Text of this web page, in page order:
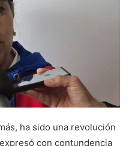
ha sido una revolución
con contundencia